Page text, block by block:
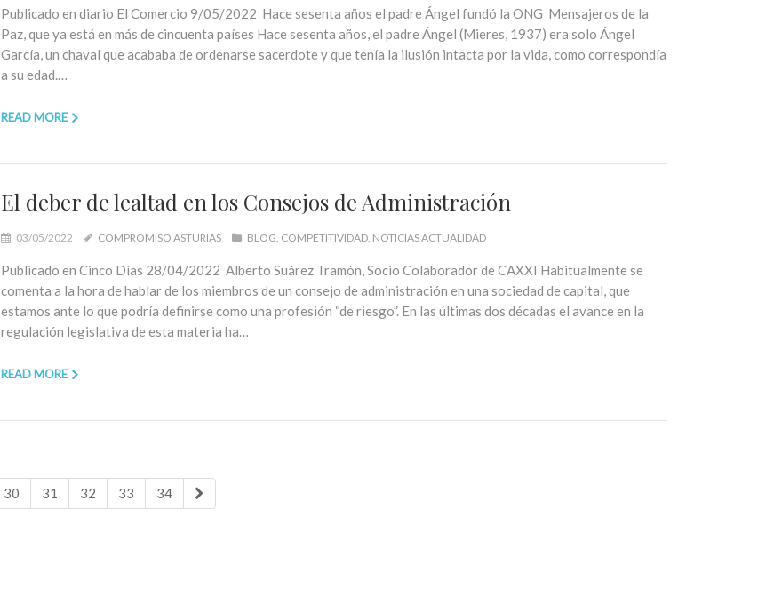
Publicado en diario El Comercio 9/05/2022 Hace sesenta años el padre Ángel fundó la ONG Mensajeros de la
Paz, que ya está en más de cincuenta países Hace sesenta años, el padre Ángel (Mieres, 1937) era solo Ángel
García, un chaval que acababa de ordenarse sacerdote y que tenía la ilusión intacta por la vida, como correspondía
a su edad.…
READ MORE
El deber de lealtad en los Consejos de Administración
03/05/2022 COMPROMISO ASTURIAS BLOG COMPETITIVIDAD NOTICIAS ACTUALIDAD
Publicado en Cinco Días 28/04/2022 Alberto Suárez Tramón, Socio Colaborador de CAXXI Habitualmente se
comenta a la hora de hablar de los miembros de un consejo de administración en una sociedad de capital, que
estamos ante lo que podría definirse como una profesión “de riesgo”. En las últimas dos décadas el avance en la
regulación legislativa de esta materia ha…
READ MORE
30 31 32 33 34